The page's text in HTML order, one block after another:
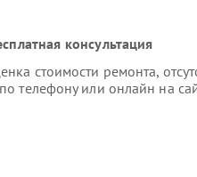
консультация
стоимости ремонта,
телефону или онлайн на